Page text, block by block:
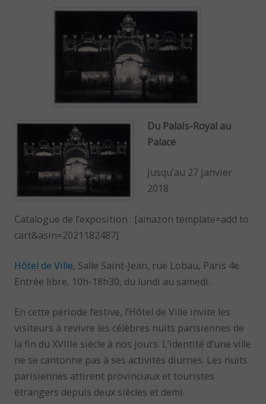
Du Palais-Royal au
Palace
Jusqu’au 27 janvier
2018
Catalogue de l’exposition : [amazon template=add to
cart&asin=2021182487]
Hôtel de Ville, Salle Saint-Jean, rue Lobau, Paris 4e.
Entrée libre, 10h-18h30, du lundi au samedi.
En cette période festive, l’Hôtel de Ville invite les
visiteurs à revivre les célèbres nuits parisiennes de
la fin du XVIIIe siècle à nos jours. L’identité d’une ville
ne se cantonne pas à ses activités diurnes. Les nuits
parisiennes attirent provinciaux et touristes
étrangers depuis deux siècles et demi.